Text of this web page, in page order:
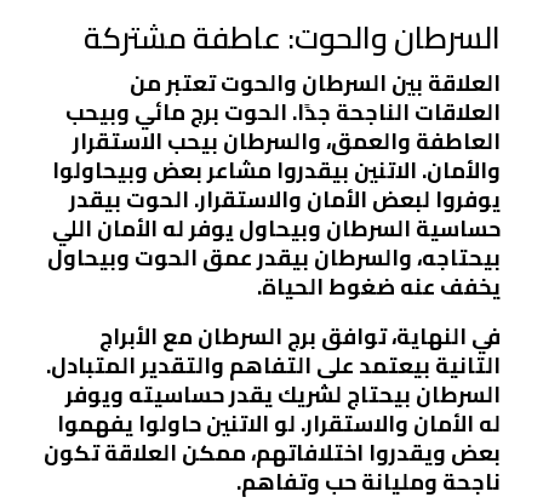
السرطان والحوت: عاطفة مشتركة
العلاقة بين السرطان والحوت تعتبر من
العلاقات الناجحة جدًا. الحوت برج مائي وبيحب
العاطفة والعمق، والسرطان بيحب الاستقرار
والأمان. الاتنين بيقدروا مشاعر بعض وبيحاولوا
يوفروا لبعض الأمان والاستقرار. الحوت بيقدر
حساسية السرطان وبيحاول يوفر له الأمان اللي
بيحتاجه، والسرطان بيقدر عمق الحوت وبيحاول
يخفف عنه ضغوط الحياة.
في النهاية، توافق برج السرطان مع الأبراج
التانية بيعتمد على التفاهم والتقدير المتبادل.
السرطان بيحتاج لشريك يقدر حساسيته ويوفر
له الأمان والاستقرار. لو الاتنين حاولوا يفهموا
بعض ويقدروا اختلافاتهم، ممكن العلاقة تكون
ناجحة ومليانة حب وتفاهم.